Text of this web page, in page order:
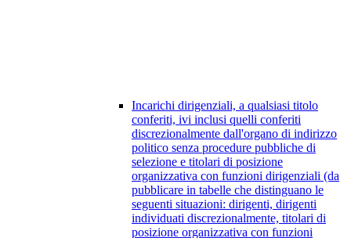
Incarichi dirigenziali, a qualsiasi titolo
conferiti, ivi inclusi quelli conferiti
discrezionalmente dall'organo di indirizzo
politico senza procedure pubbliche di
selezione e titolari di posizione
organizzativa con funzioni dirigenziali (da
pubblicare in tabelle che distinguano le
seguenti situazioni: dirigenti, dirigenti
individuati discrezionalmente, titolari di
posizione organizzativa con funzioni